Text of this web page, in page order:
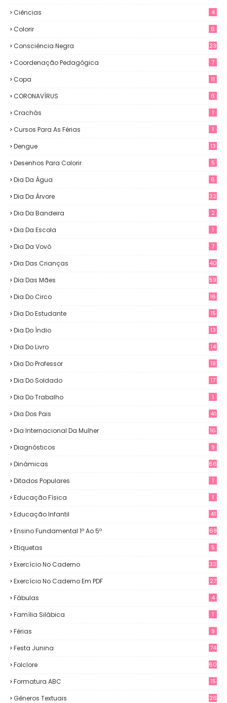
Ciências 4
Colorir 6
Consciência Negra 23
Coordenação Pedagógica 7
Copa 11
CORONAVÍRUS 6
Crachás 1
Cursos Para As Férias 1
Dengue 13
Desenhos Para Colorir 5
Dia Da Água 6
Dia Da Árvore 32
Dia Da Bandeira 2
Dia Da Escola 1
Dia Da Vovó 7
Dia Das Crianças 40
Dia Das Mães 59
Dia Do Circo 16
Dia Do Estudante 15
Dia Do Índio 13
Dia Do Livro 14
Dia Do Professor 18
Dia Do Soldado 17
Dia Do Trabalho 1
Dia Dos Pais 41
Dia Internacional Da Mulher 16
Diagnósticos 9
Dinâmicas 66
Ditados Populares 1
Educação Física 1
Educação Infantil 41
Ensino Fundamental 1º Ao 5º 69
Etiquetas 5
Exercício No Caderno 33
Exercício No Caderno Em PDF 27
Fábulas 4
Família Silábica 1
Férias 9
Festa Junina 74
Folclore 60
Formatura ABC 15
Gêneros Textuais 26